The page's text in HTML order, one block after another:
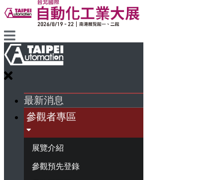
最新消息
參觀者專區
展覽介紹
參觀預先登錄